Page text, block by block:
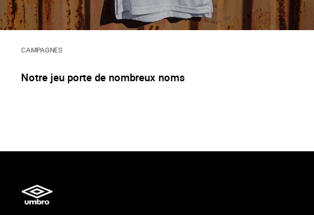
CAMPAGNES
Notre jeu porte de nombreux noms